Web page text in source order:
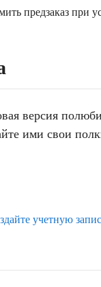
предзаказ при
версия
ими свои
учетную